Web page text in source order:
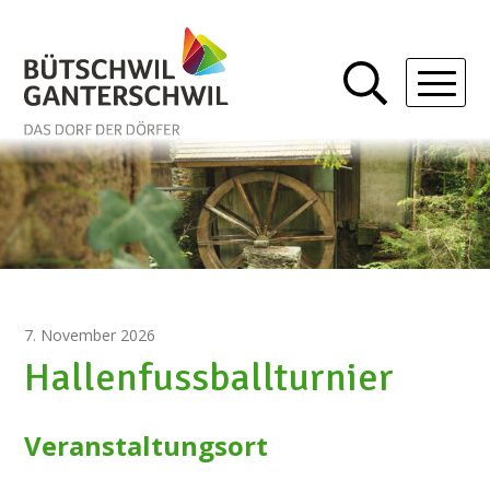
Navigieren in Bütschwil-
Hallenfussballturnier
7. November 2026
Veranstaltungsort